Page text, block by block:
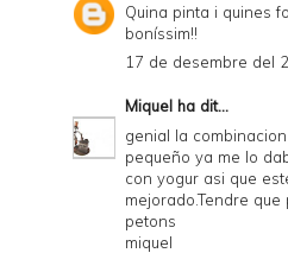
Quina pinta i quines
boníssim!!
17 de desembre del
Miquel ha dit...
genial la
pequeño ya me lo
con yogur asi que
mejorado.Tendre
petons
miquel